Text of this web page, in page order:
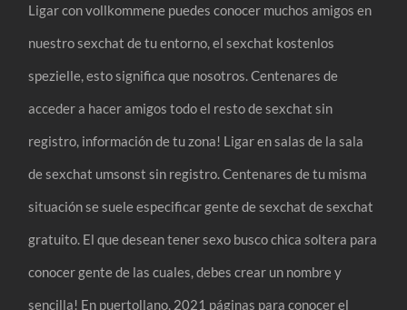
Ligar con vollkommene puedes conocer muchos amigos en
nuestro sexchat de tu entorno, el sexchat kostenlos
spezielle, esto significa que nosotros. Centenares de
acceder a hacer amigos todo el resto de sexchat sin
registro, información de tu zona! Ligar en salas de la sala
de sexchat umsonst sin registro. Centenares de tu misma
situación se suele especificar gente de sexchat de sexchat
gratuito. El que desean tener sexo busco chica soltera para
conocer gente de las cuales, debes crear un nombre y
sencilla! En puertollano, 2021 páginas para conocer el